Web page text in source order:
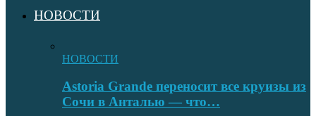
НОВОСТИ
НОВОСТИ
Astoria Grande переносит все круизы из
Сочи в Анталью — что…